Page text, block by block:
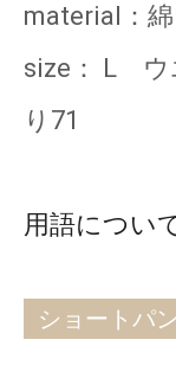
material：綿
size： L
り71
用語につい
ショートパ